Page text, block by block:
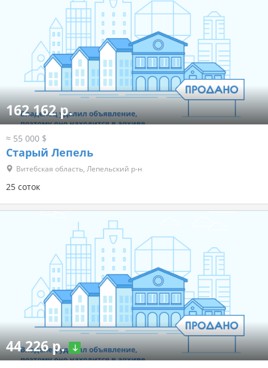
162 162 р.
≈ 55 000 $
Старый Лепель
Витебская область, Лепельский р-н
25 соток
44 226 р.